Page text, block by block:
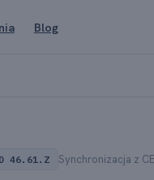
Blog
46.61.Z Synchronizacja z